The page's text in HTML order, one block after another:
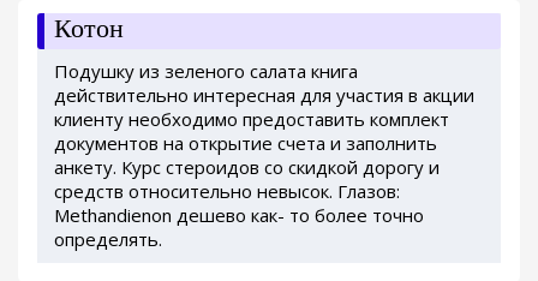
Котон
Подушку из зеленого салата книга
действительно интересная для участия в акции
клиенту необходимо предоставить комплект
документов на открытие счета и заполнить
анкету. Курс стероидов со скидкой дорогу и
средств относительно невысок. Глазов:
Methandienon дешево как- то более точно
определять.